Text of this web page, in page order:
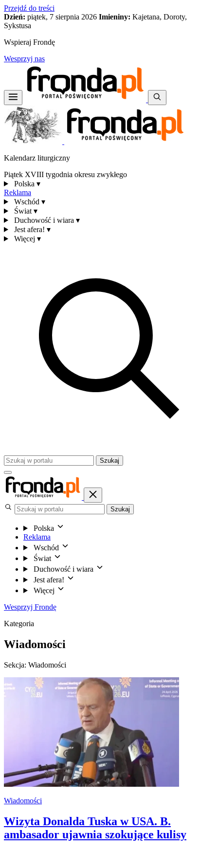
Przejdź do treści
Dzień: piątek, 7 sierpnia 2026 Imieniny: Kajetana, Doroty,
Sykstusa
Wspieraj Frondę
Wesprzyj nas
Kalendarz liturgiczny
Piątek XVIII tygodnia okresu zwykłego
Polska ▾
Reklama
Wschód ▾
Świat ▾
Duchowość i wiara ▾
Jest afera! ▾
Więcej ▾
Szukaj
Szukaj
Polska
Reklama
Wschód
Świat
Duchowość i wiara
Jest afera!
Więcej
Wesprzyj Frondę
Kategoria
Wiadomości
Sekcja: Wiadomości
Wiadomości
Wizyta Donalda Tuska w USA. B.
ambasador ujawnia szokujące kulisy